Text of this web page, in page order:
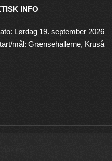
INFO
Lørdag 19. september 2026
mål: Grænsehallerne, Kruså